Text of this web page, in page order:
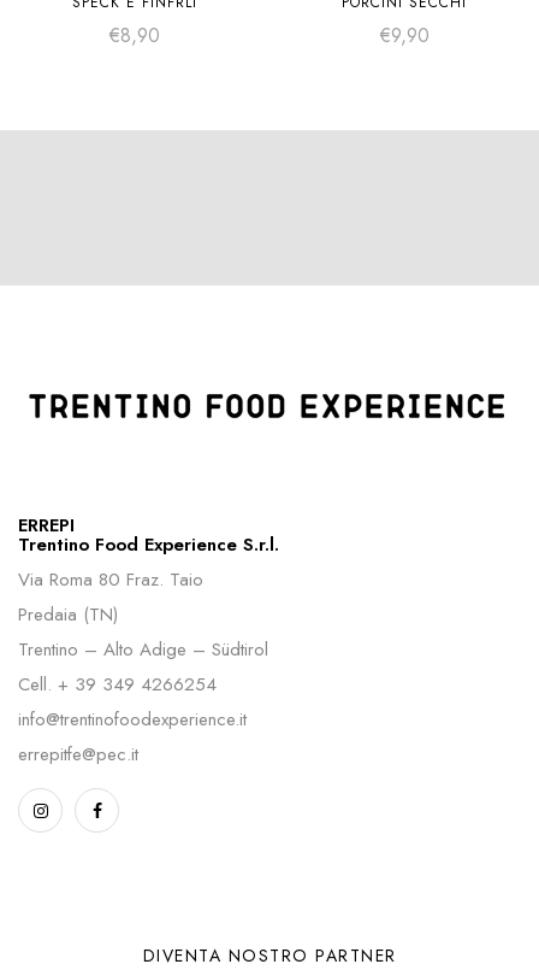
€8,90 €9,90
ERREPI
Trentino Food Experience S.r.l.
Via Roma 80 Fraz. Taio
Predaia (TN)
Trentino – Alto Adige – Südtirol
Cell. + 39 349 4266254
info@trentinofoodexperience.it
errepitfe@pec.it
DIVENTA NOSTRO PARTNER